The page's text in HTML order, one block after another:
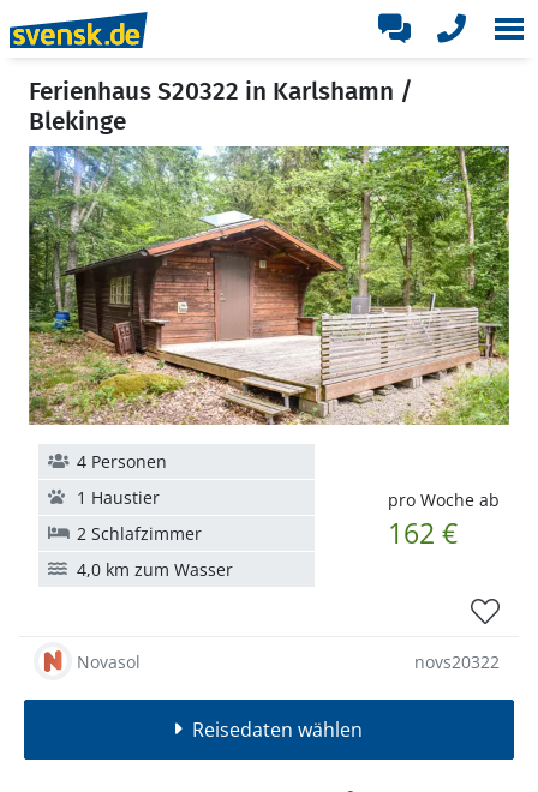
Ferienhaus S20322 in Karlshamn /
Blekinge
pro Woche ab
162 €
4 Personen
1 Haustier
2 Schlafzimmer
4,0 km zum Wasser
Novasol novs20322
Reisedaten wählen